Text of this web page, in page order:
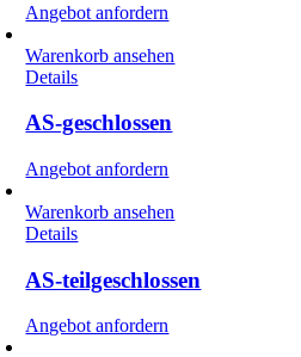
Angebot anfordern
Warenkorb ansehen
Details
AS-geschlossen
Angebot anfordern
Warenkorb ansehen
Details
AS-teilgeschlossen
Angebot anfordern